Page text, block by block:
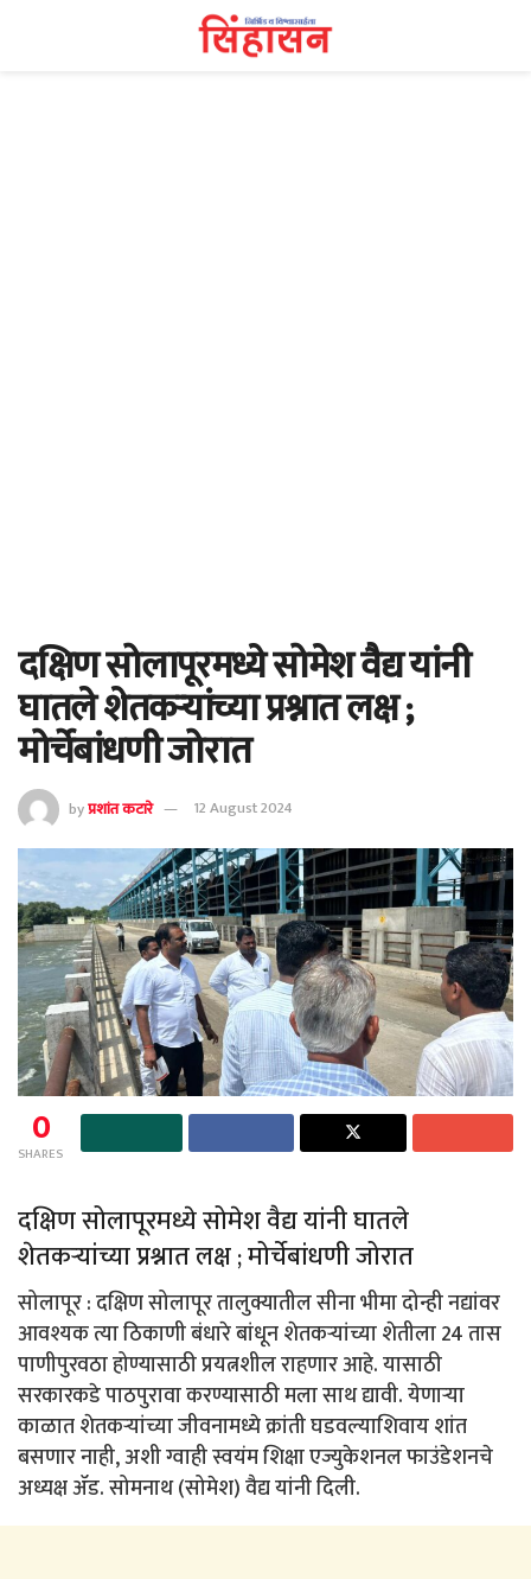
दक्षिण सोलापूरमध्ये सोमेश वैद्य यांनी
घातले शेतकऱ्यांच्या प्रश्नात लक्ष ;
मोर्चेबांधणी जोरात
byप्रशांत कटारे 12 August 2024
0
SHARES
दक्षिण सोलापूरमध्ये सोमेश वैद्य यांनी घातले
शेतकऱ्यांच्या प्रश्नात लक्ष ; मोर्चेबांधणी जोरात
सोलापूर : दक्षिण सोलापूर तालुक्यातील सीना भीमा दोन्ही नद्यांवर
आवश्यक त्या ठिकाणी बंधारे बांधून शेतकऱ्यांच्या शेतीला 24 तास
पाणीपुरवठा होण्यासाठी प्रयत्नशील राहणार आहे. यासाठी
सरकारकडे पाठपुरावा करण्यासाठी मला साथ द्यावी. येणाऱ्या
काळात शेतकऱ्यांच्या जीवनामध्ये क्रांती घडवल्याशिवाय शांत
बसणार नाही, अशी ग्वाही स्वयंम शिक्षा एज्युकेशनल फाउंडेशनचे
अध्यक्ष ॲड. सोमनाथ (सोमेश) वैद्य यांनी दिली.